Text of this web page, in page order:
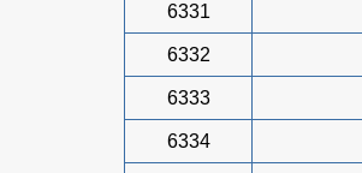
6331
6332
6333
6334